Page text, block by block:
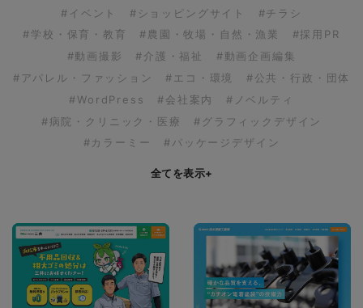
#イベント
#ショッピングサイト
#チラシ
#学校・保育・教育
#農園・牧場・自然・漁業
#採用PR
#動画撮影
#介護・福祉
#動画企画編集
#アパレル・ファッション
#エコ・環境
#公共・行政・団体
#WordPress
#会社案内
#ノベルティ
#病院・クリニック・医療
#グラフィックデザイン
#カラーミー
#パッケージデザイン
全てを表示+